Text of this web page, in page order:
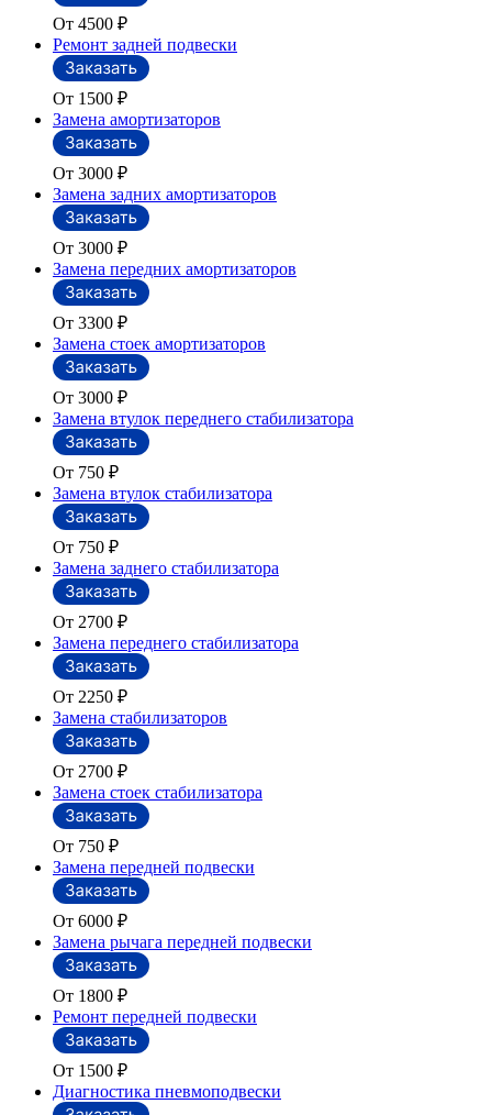
От 4500 ₽
Ремонт задней подвески
От 1500 ₽
Замена амортизаторов
От 3000 ₽
Замена задних амортизаторов
От 3000 ₽
Замена передних амортизаторов
От 3300 ₽
Замена стоек амортизаторов
От 3000 ₽
Замена втулок переднего стабилизатора
От 750 ₽
Замена втулок стабилизатора
От 750 ₽
Замена заднего стабилизатора
От 2700 ₽
Замена переднего стабилизатора
От 2250 ₽
Замена стабилизаторов
От 2700 ₽
Замена стоек стабилизатора
От 750 ₽
Замена передней подвески
От 6000 ₽
Замена рычага передней подвески
От 1800 ₽
Ремонт передней подвески
От 1500 ₽
Диагностика пневмоподвески